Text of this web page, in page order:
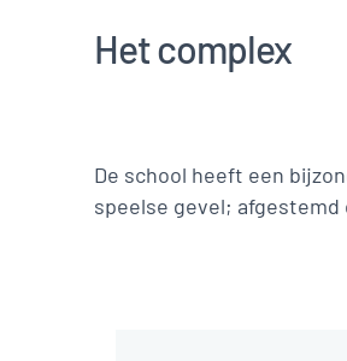
Het complex
De school heeft een
speelse gevel; afgestemd